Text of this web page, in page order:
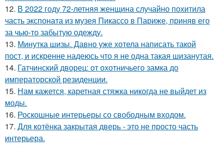
12. В 2022 году 72-летняя женщина случайно похитила
часть экспоната из музея Пикассо в Париже, приняв его
за чью-то забытую одежду.
13. Минутка шизы. Давно уже хотела написать такой
пост, и искренне надеюсь что я не одна такая шизанутая.
14. Гатчинский дворец: от охотничьего замка до
императорской резиденции.
15. Нам кажется, каретная стяжка никогда не выйдет из
моды.
16. Роскошные интерьеры со свободным входом.
17. Для котёнка закрытая дверь - это не просто часть
интерьера.